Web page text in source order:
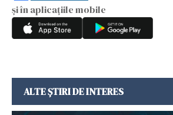
și în aplicațiile mobile
ALTE ȘTIRI DE INTERES